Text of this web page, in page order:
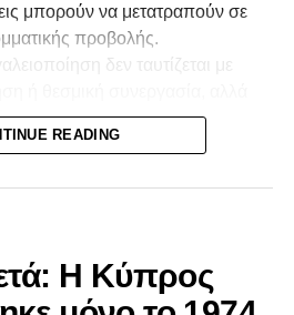
μπορούν να μετατραπούν σε
προβολής.
δεν ταυτίζεται με
οι πραγματικές σχέσεις
ελέγχου και
πολιτική διαφήμιση και
αυτών για την
και την ισότητα του
READING
Η Κύπρος